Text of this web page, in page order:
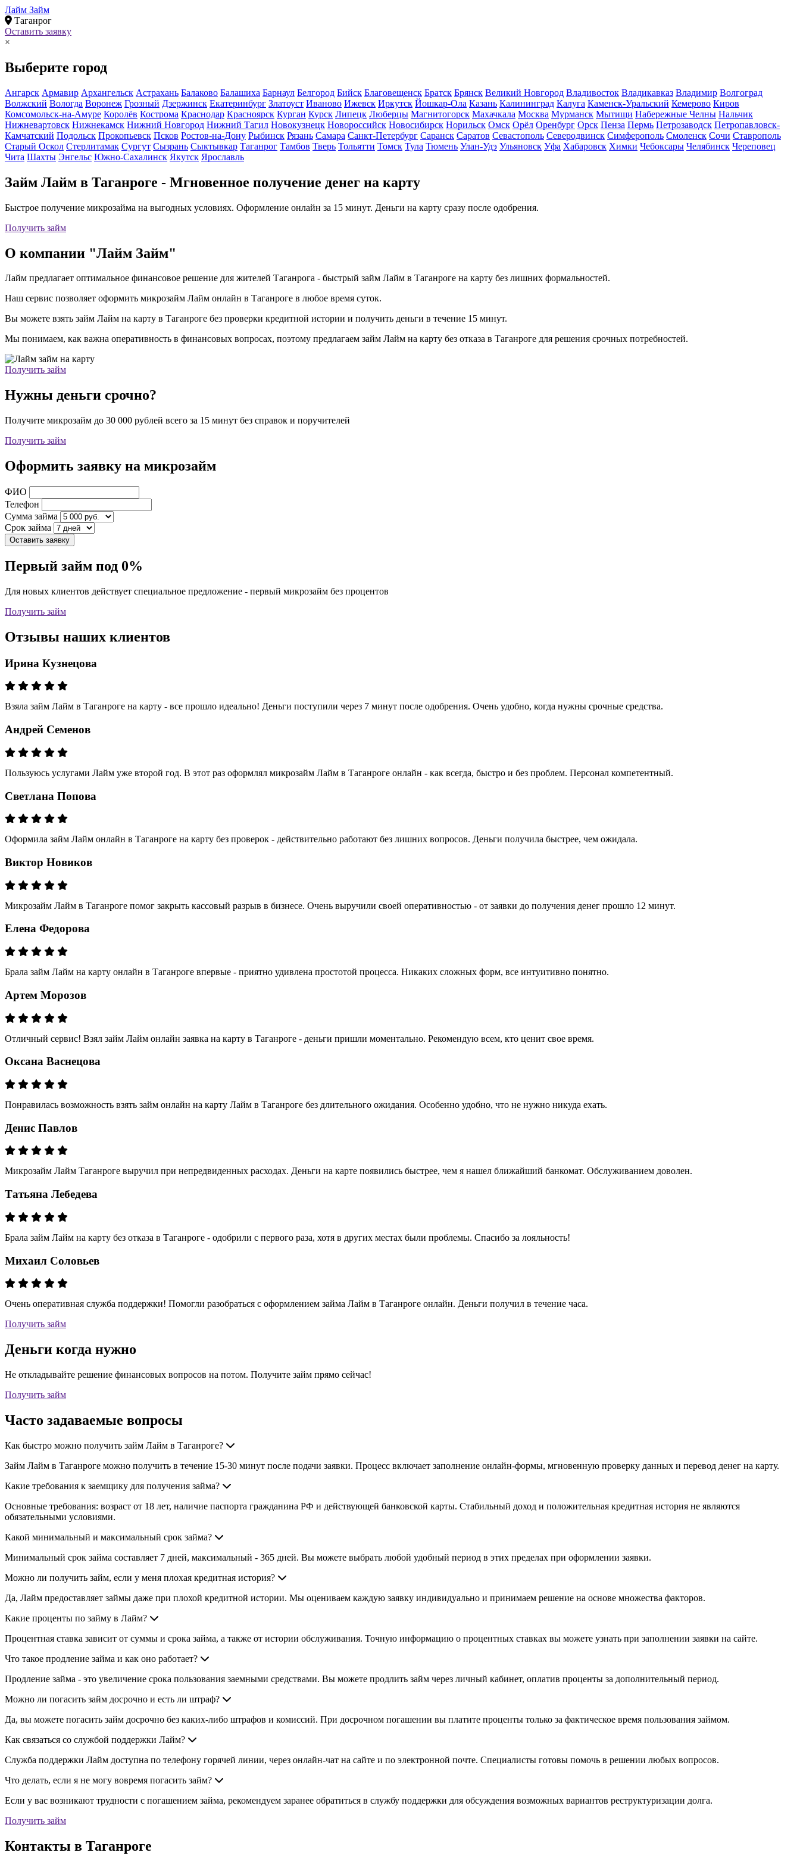
Лайм Займ
Таганрог
Оставить заявку
×
Выберите город
Ангарск Армавир Архангельск Астрахань Балаково Балашиха Барнаул Белгород Бийск Благовещенск Братск Брянск Великий Новгород Владивосток Владикавказ Владимир Волгоград
Волжский Вологда Воронеж Грозный Дзержинск Екатеринбург Златоуст Иваново Ижевск Иркутск Йошкар-Ола Казань Калининград Калуга Каменск-Уральский Кемерово Киров
Комсомольск-на-Амуре Королёв Кострома Краснодар Красноярск Курган Курск Липецк Люберцы Магнитогорск Махачкала Москва Мурманск Мытищи Набережные Челны Нальчик
Нижневартовск Нижнекамск Нижний Новгород Нижний Тагил Новокузнецк Новороссийск Новосибирск Норильск Омск Орёл Оренбург Орск Пенза Пермь Петрозаводск Петропавловск-
Камчатский Подольск Прокопьевск Псков Ростов-на-Дону Рыбинск Рязань Самара Санкт-Петербург Саранск Саратов Севастополь Северодвинск Симферополь Смоленск Сочи Ставрополь
Старый Оскол Стерлитамак Сургут Сызрань Сыктывкар Таганрог Тамбов Тверь Тольятти Томск Тула Тюмень Улан-Удэ Ульяновск Уфа Хабаровск Химки Чебоксары Челябинск Череповец
Чита Шахты Энгельс Южно-Сахалинск Якутск Ярославль
Займ Лайм в Таганроге - Мгновенное получение денег на карту
Быстрое получение микрозайма на выгодных условиях. Оформление онлайн за 15 минут. Деньги на карту сразу после одобрения.
Получить займ
О компании "Лайм Займ"
Лайм предлагает оптимальное финансовое решение для жителей Таганрога - быстрый займ Лайм в Таганроге на карту без лишних формальностей.
Наш сервис позволяет оформить микрозайм Лайм онлайн в Таганроге в любое время суток.
Вы можете взять займ Лайм на карту в Таганроге без проверки кредитной истории и получить деньги в течение 15 минут.
Мы понимаем, как важна оперативность в финансовых вопросах, поэтому предлагаем займ Лайм на карту без отказа в Таганроге для решения срочных потребностей.
Получить займ
Нужны деньги срочно?
Получите микрозайм до 30 000 рублей всего за 15 минут без справок и поручителей
Получить займ
Оформить заявку на микрозайм
ФИО
Телефон
Сумма займа
Срок займа
Оставить заявку
Первый займ под 0%
Для новых клиентов действует специальное предложение - первый микрозайм без процентов
Получить займ
Отзывы наших клиентов
Ирина Кузнецова
Взяла займ Лайм в Таганроге на карту - все прошло идеально! Деньги поступили через 7 минут после одобрения. Очень удобно, когда нужны срочные средства.
Андрей Семенов
Пользуюсь услугами Лайм уже второй год. В этот раз оформлял микрозайм Лайм в Таганроге онлайн - как всегда, быстро и без проблем. Персонал компетентный.
Светлана Попова
Оформила займ Лайм онлайн в Таганроге на карту без проверок - действительно работают без лишних вопросов. Деньги получила быстрее, чем ожидала.
Виктор Новиков
Микрозайм Лайм в Таганроге помог закрыть кассовый разрыв в бизнесе. Очень выручили своей оперативностью - от заявки до получения денег прошло 12 минут.
Елена Федорова
Брала займ Лайм на карту онлайн в Таганроге впервые - приятно удивлена простотой процесса. Никаких сложных форм, все интуитивно понятно.
Артем Морозов
Отличный сервис! Взял займ Лайм онлайн заявка на карту в Таганроге - деньги пришли моментально. Рекомендую всем, кто ценит свое время.
Оксана Васнецова
Понравилась возможность взять займ онлайн на карту Лайм в Таганроге без длительного ожидания. Особенно удобно, что не нужно никуда ехать.
Денис Павлов
Микрозайм Лайм Таганроге выручил при непредвиденных расходах. Деньги на карте появились быстрее, чем я нашел ближайший банкомат. Обслуживанием доволен.
Татьяна Лебедева
Брала займ Лайм на карту без отказа в Таганроге - одобрили с первого раза, хотя в других местах были проблемы. Спасибо за лояльность!
Михаил Соловьев
Очень оперативная служба поддержки! Помогли разобраться с оформлением займа Лайм в Таганроге онлайн. Деньги получил в течение часа.
Получить займ
Деньги когда нужно
Не откладывайте решение финансовых вопросов на потом. Получите займ прямо сейчас!
Получить займ
Часто задаваемые вопросы
Как быстро можно получить займ Лайм в Таганроге?
Займ Лайм в Таганроге можно получить в течение 15-30 минут после подачи заявки. Процесс включает заполнение онлайн-формы, мгновенную проверку данных и перевод денег на карту.
Какие требования к заемщику для получения займа?
Основные требования: возраст от 18 лет, наличие паспорта гражданина РФ и действующей банковской карты. Стабильный доход и положительная кредитная история не являются
обязательными условиями.
Какой минимальный и максимальный срок займа?
Минимальный срок займа составляет 7 дней, максимальный - 365 дней. Вы можете выбрать любой удобный период в этих пределах при оформлении заявки.
Можно ли получить займ, если у меня плохая кредитная история?
Да, Лайм предоставляет займы даже при плохой кредитной истории. Мы оцениваем каждую заявку индивидуально и принимаем решение на основе множества факторов.
Какие проценты по займу в Лайм?
Процентная ставка зависит от суммы и срока займа, а также от истории обслуживания. Точную информацию о процентных ставках вы можете узнать при заполнении заявки на сайте.
Что такое продление займа и как оно работает?
Продление займа - это увеличение срока пользования заемными средствами. Вы можете продлить займ через личный кабинет, оплатив проценты за дополнительный период.
Можно ли погасить займ досрочно и есть ли штраф?
Да, вы можете погасить займ досрочно без каких-либо штрафов и комиссий. При досрочном погашении вы платите проценты только за фактическое время пользования займом.
Как связаться со службой поддержки Лайм?
Служба поддержки Лайм доступна по телефону горячей линии, через онлайн-чат на сайте и по электронной почте. Специалисты готовы помочь в решении любых вопросов.
Что делать, если я не могу вовремя погасить займ?
Если у вас возникают трудности с погашением займа, рекомендуем заранее обратиться в службу поддержки для обсуждения возможных вариантов реструктуризации долга.
Получить займ
Контакты в Таганроге